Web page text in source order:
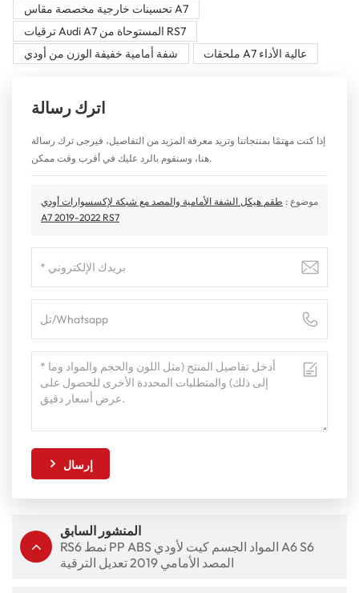
تحسينات خارجية مخصصة مقاس A7
ترقيات Audi A7 المستوحاة من RS7
شفة أمامية خفيفة الوزن من أودي
ملحقات A7 عالية الأداء
اترك رسالة
إذا كنت مهتمًا بمنتجاتنا وتريد معرفة المزيد من التفاصيل، فيرجى ترك رسالة
هنا، وسنقوم بالرد عليك في أقرب وقت ممكن.
موضوع : طقم هيكل الشفة الأمامية والمصد مع شبكة لإكسسوارات أودي
A7 2019-2022 RS7
إرسال
المنشور السابق
RS6 نمط PP ABS المواد الجسم كيت لأودي A6 S6
المصد الأمامي 2019 تعديل الترقية